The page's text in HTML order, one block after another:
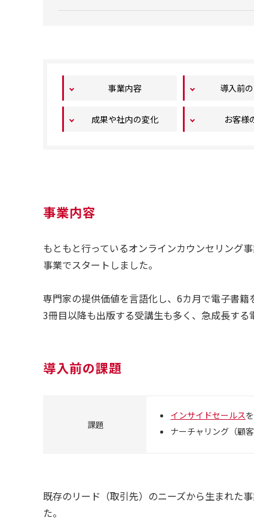
事業内容 導入前
成果や社内の変化 お客様
事業内容
もともと行っているオンラインカウンセリング
事業でスタートしました。
専門家の提供価値を言語化し、6カ月で電子書
3冊目以降も出版する受講生も多く、急成長する
導入前の課題
課題
インサイドセールス
ナーチャリング（顧
既存のリード（取引先）のニーズから生まれた
た。